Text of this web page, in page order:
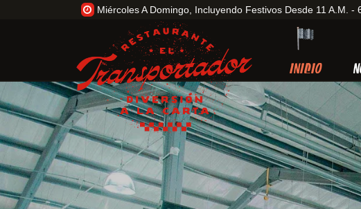
Miércoles A Domingo, Incluyendo Festivos Desde 11 A.M. -
INICIO